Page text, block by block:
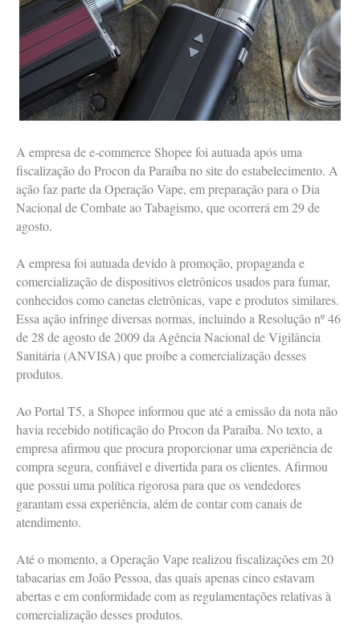
A empresa de e-commerce Shopee foi autuada após uma
fiscalização do Procon da Paraíba no site do estabelecimento. A
ação faz parte da Operação Vape, em preparação para o Dia
Nacional de Combate ao Tabagismo, que ocorrerá em 29 de
agosto.
A empresa foi autuada devido à promoção, propaganda e
comercialização de dispositivos eletrônicos usados para fumar,
conhecidos como canetas eletrônicas, vape e produtos similares.
Essa ação infringe diversas normas, incluindo a Resolução nº 46
de 28 de agosto de 2009 da Agência Nacional de Vigilância
Sanitária (ANVISA) que proíbe a comercialização desses
produtos.
Ao Portal T5, a Shopee informou que até a emissão da nota não
havia recebido notificação do Procon da Paraíba. No texto, a
empresa afirmou que procura proporcionar uma experiência de
compra segura, confiável e divertida para os clientes. Afirmou
que possui uma política rigorosa para que os vendedores
garantam essa experiência, além de contar com canais de
atendimento.
Até o momento, a Operação Vape realizou fiscalizações em 20
tabacarias em João Pessoa, das quais apenas cinco estavam
abertas e em conformidade com as regulamentações relativas à
comercialização desses produtos.